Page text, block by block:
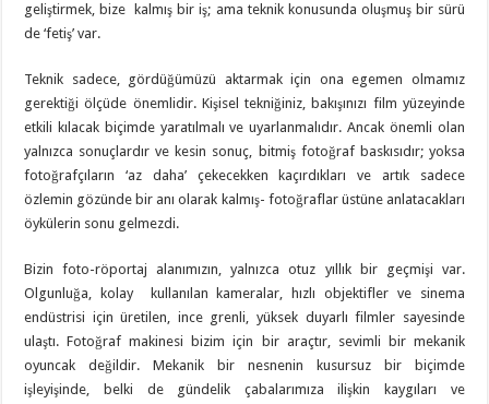
geliştirmek, bize kalmış bir iş; ama teknik konusunda oluşmuş bir sürü
de ‘fetiş’ var.
Teknik sadece, gördüğümüzü aktarmak için ona egemen olmamız
gerektiği ölçüde önemlidir. Kişisel tekniğiniz, bakışınızı film yüzeyinde
etkili kılacak biçimde yaratılmalı ve uyarlanmalıdır. Ancak önemli olan
yalnızca sonuçlardır ve kesin sonuç, bitmiş fotoğraf baskısıdır; yoksa
fotoğrafçıların ‘az daha’ çekecekken kaçırdıkları ve artık sadece
özlemin gözünde bir anı olarak kalmış- fotoğraflar üstüne anlatacakları
öykülerin sonu gelmezdi.
Bizin foto-röportaj alanımızın, yalnızca otuz yıllık bir geçmişi var.
Olgunluğa, kolay kullanılan kameralar, hızlı objektifler ve sinema
endüstrisi için üretilen, ince grenli, yüksek duyarlı filmler sayesinde
ulaştı. Fotoğraf makinesi bizim için bir araçtır, sevimli bir mekanik
oyuncak değildir. Mekanik bir nesnenin kusursuz bir biçimde
işleyişinde, belki de gündelik çabalarımıza ilişkin kaygıları ve